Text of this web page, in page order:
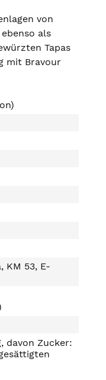
von
als
Tapas
mit Bravour
KM 53, E-
davon Zucker: